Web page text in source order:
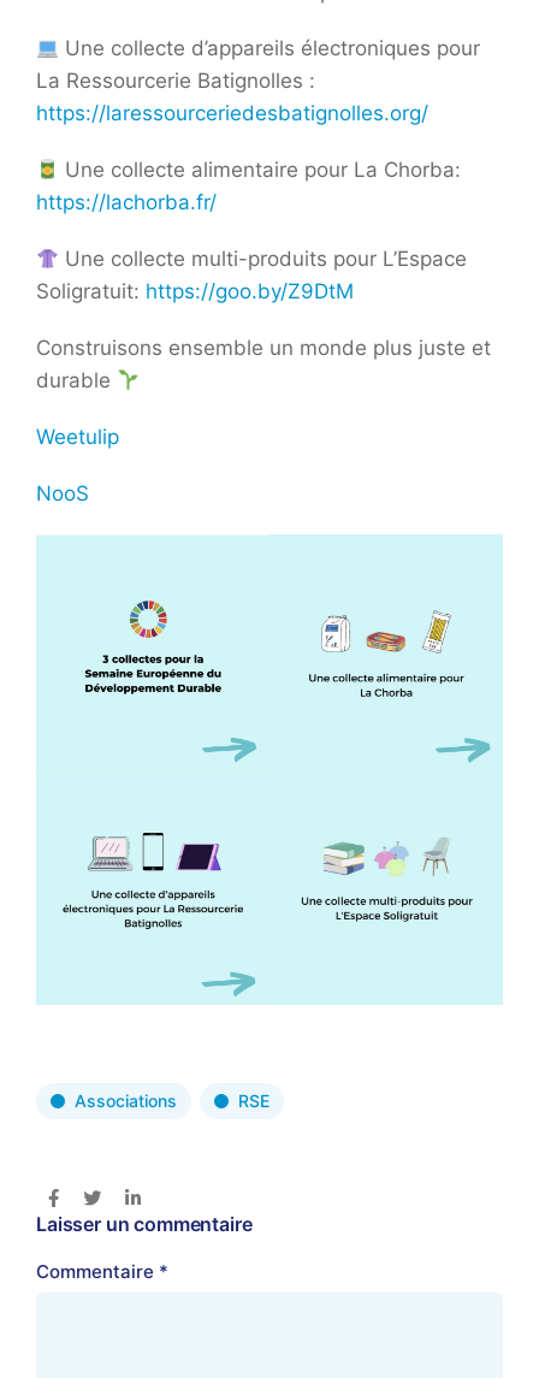
Une collecte d’appareils électroniques pour
La Ressourcerie Batignolles :
https://laressourceriedesbatignolles.org/
Une collecte alimentaire pour La Chorba:
https://lachorba.fr/
Une collecte multi-produits pour L’Espace
Soligratuit: https://goo.by/Z9DtM
Construisons ensemble un monde plus juste et
durable
Weetulip
NooS
Associations RSE
Laisser un commentaire
Commentaire *